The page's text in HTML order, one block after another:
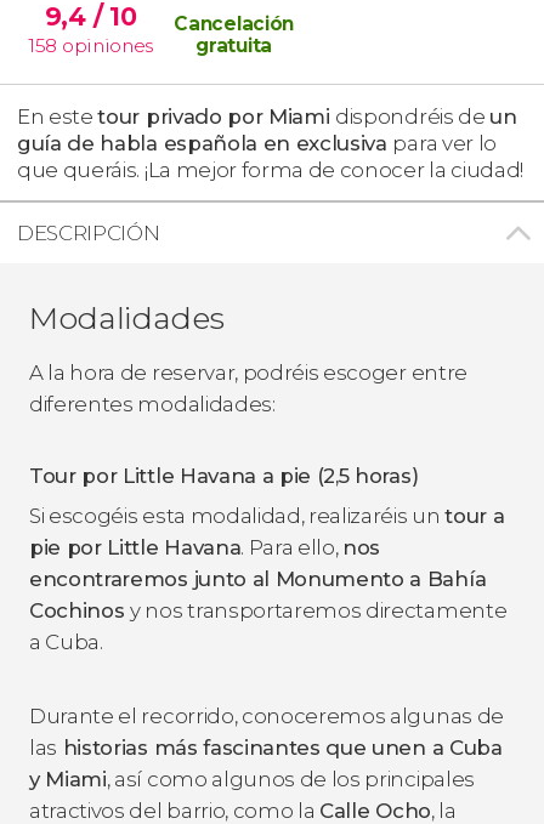
9,4 / 10
158 opiniones
Cancelación
gratuita
En estetour privado por Miami dispondréis de un
guía de habla española en exclusiva para ver lo
que queráis. ¡La mejor forma de conocer la ciudad!
DESCRIPCIÓN
Modalidades
A la hora de reservar, podréis escoger entre
diferentes modalidades:
Tour por Little Havana a pie (2,5 horas)
Si escogéis esta modalidad, realizaréis untour a
pie por Little Havana. Para ello, nos
encontraremos junto al Monumento a Bahía
Cochinosy nos transportaremos directamente
a Cuba.
Durante el recorrido, conoceremos algunas de
las historias más fascinantes que unen a Cuba
y Miami, así como algunos de los principales
atractivos del barrio, como la Calle Ocho, la